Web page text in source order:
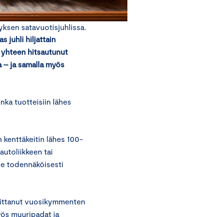
satavuotisjuhlissa.
juhli hiljattain
hitsautunut
ja samalla myös
tuotteisiin lähes
kenttäkeitin lähes 100-
tai
todennäköisesti
vuosikymmenten
muuripadat ja